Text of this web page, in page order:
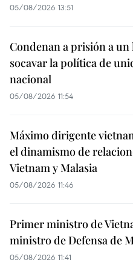
05/08/2026 13:51
Condenan a prisión a
socavar la política de
nacional
05/08/2026 11:54
Máximo dirigente
el dinamismo de
Vietnam y Malasia
05/08/2026 11:46
Primer ministro de
ministro de Defensa de
05/08/2026 11:41